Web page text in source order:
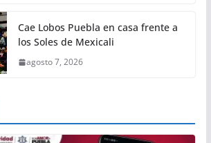
Cae Lobos Puebla en casa frente a
los Soles de Mexicali
agosto 7, 2026